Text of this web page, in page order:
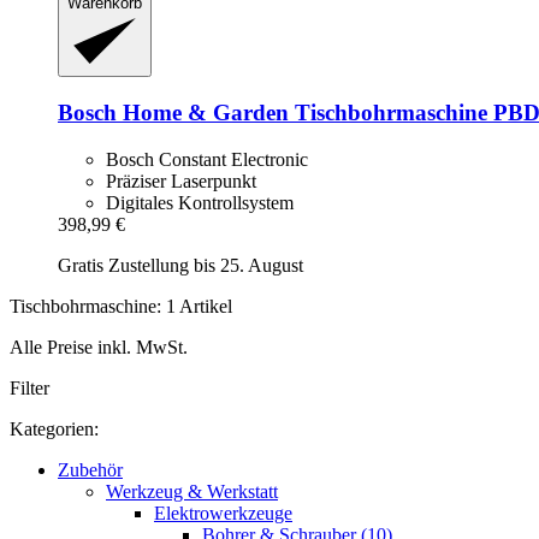
Bosch Home & Garden Tischbohrmaschine
Bosch Constant Electronic
Präziser Laserpunkt
Digitales Kontrollsystem
398,99 €
Gratis Zustellung bis 25. August
Tischbohrmaschine: 1 Artikel
Alle Preise inkl. MwSt.
Filter
Kategorien:
Zubehör
Werkzeug & Werkstatt
Elektrowerkzeuge
Bohrer & Schrauber (10)